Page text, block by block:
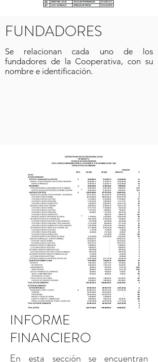
FUNDADORES
Se relacionan cada uno de los
fundadores de la Cooperativa, con su
nombre e identificación.
INFORME
FINANCIERO
En esta sección se encuentran